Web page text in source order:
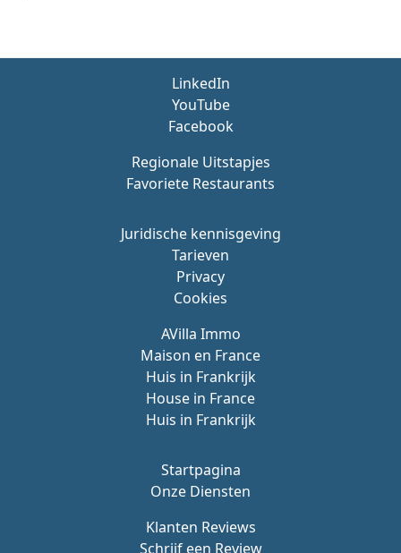
Juridische kennisgeving
Tarieven
Privacy
Cookies
AVilla Immo
Maison en France
Huis in Frankrijk
House in France
Huis in Frankrijk
Startpagina
Onze Diensten
Klanten Reviews
Schrijf een Review
LinkedIn
YouTube
Facebook
Regionale Uitstapjes
Favoriete Restaurants